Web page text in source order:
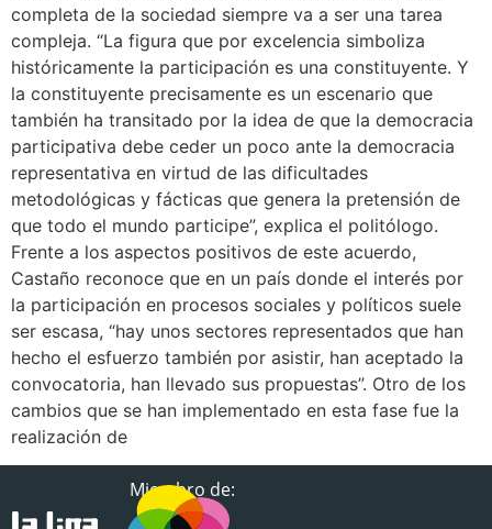
completa de la sociedad siempre va a ser una tarea
compleja. “La figura que por excelencia simboliza
históricamente la participación es una constituyente. Y
la constituyente precisamente es un escenario que
también ha transitado por la idea de que la democracia
participativa debe ceder un poco ante la democracia
representativa en virtud de las dificultades
metodológicas y fácticas que genera la pretensión de
que todo el mundo participe”, explica el politólogo.
Frente a los aspectos positivos de este acuerdo,
Castaño reconoce que en un país donde el interés por
la participación en procesos sociales y políticos suele
ser escasa, “hay unos sectores representados que han
hecho el esfuerzo también por asistir, han aceptado la
convocatoria, han llevado sus propuestas”. Otro de los
cambios que se han implementado en esta fase fue la
realización de
Miembro de: